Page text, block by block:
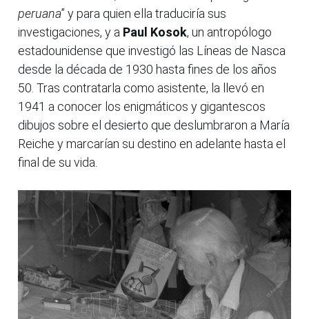
peruana” y para quien ella traduciría sus
investigaciones, y a Paul Kosok, un antropólogo
estadounidense que investigó las Líneas de Nasca
desde la década de 1930 hasta fines de los años
50. Tras contratarla como asistente, la llevó en
1941 a conocer los enigmáticos y gigantescos
dibujos sobre el desierto que deslumbraron a María
Reiche y marcarían su destino en adelante hasta el
final de su vida.